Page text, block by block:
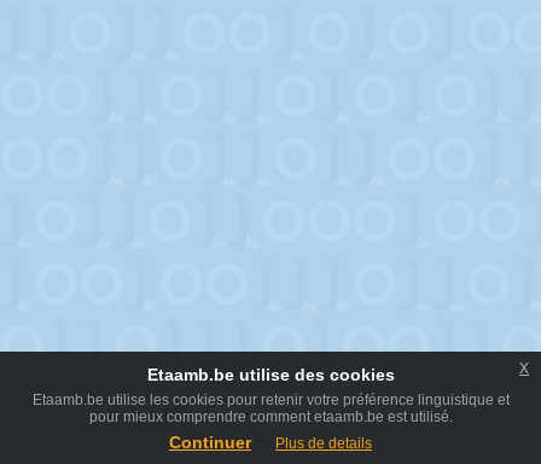
Etaamb.be utilise des cookies
Etaamb.be utilise les cookies pour retenir votre préférence linguistique et
pour mieux comprendre comment etaamb.be est utilisé.
Continuer Plus de details
x